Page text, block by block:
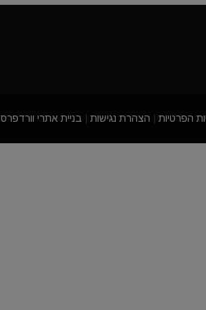
הפרטיות הצהרת נגישות בניית אתרי וורדפרס